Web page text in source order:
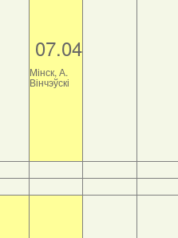
07.04
Мінск, А.
Вінчэўскі